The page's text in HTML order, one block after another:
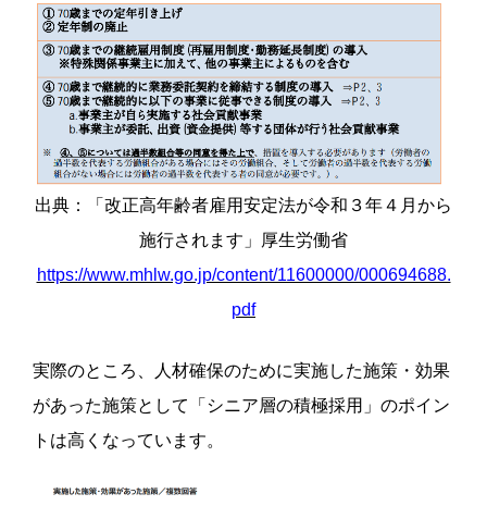
出典：「改正高年齢者雇用安定法が令和３年４月から
施行されます」厚生労働省
https://www.mhlw.go.jp/content/11600000/000694688.
pdf
実際のところ、人材確保のために実施した施策・効果
があった施策として「シニア層の積極採用」のポイン
トは高くなっています。